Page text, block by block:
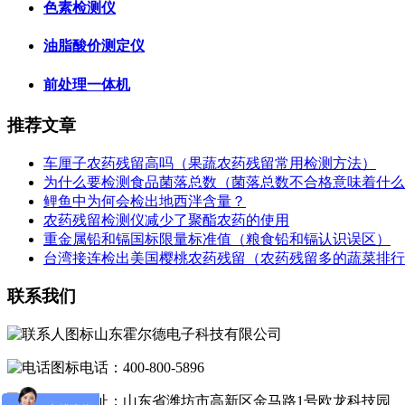
色素检测仪
油脂酸价测定仪
前处理一体机
推荐文章
车厘子农药残留高吗（果蔬农药残留常用检测方法）
为什么要检测食品菌落总数（菌落总数不合格意味着什
鲤鱼中为何会检出地西泮含量？
农药残留检测仪减少了聚酯农药的使用
重金属铅和镉国标限量标准值（粮食铅和镉认识误区）
台湾接连检出美国樱桃农药残留（农药残留多的蔬菜排
联系我们
山东霍尔德电子科技有限公司
电话：400-800-5896
地址：山东省潍坊市高新区金马路1号欧龙科技园